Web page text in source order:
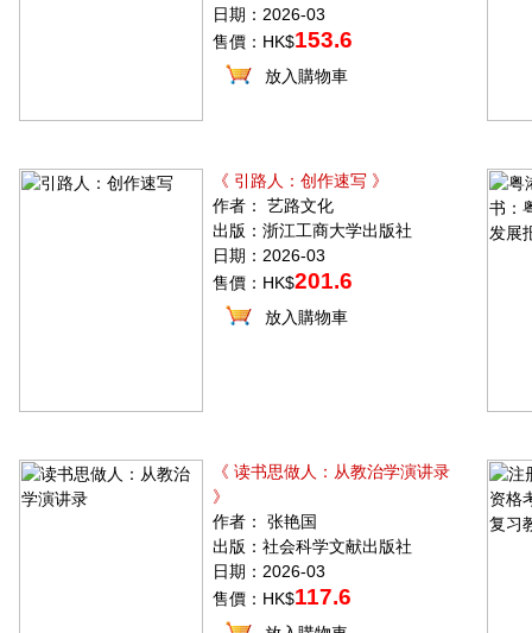
日期：2026-03
售價：HK$153.6
放入購物車
《 引路人：创作速写 》
作者： 艺路文化
出版：浙江工商大学出版社
日期：2026-03
售價：HK$201.6
放入購物車
《 读书思做人：从教治学演讲录
》
作者： 张艳国
出版：社会科学文献出版社
日期：2026-03
售價：HK$117.6